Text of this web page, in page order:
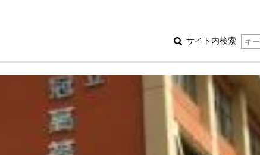
サイト内検索